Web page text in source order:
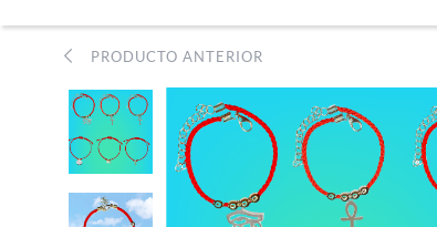
PRODUCTO ANTERIOR